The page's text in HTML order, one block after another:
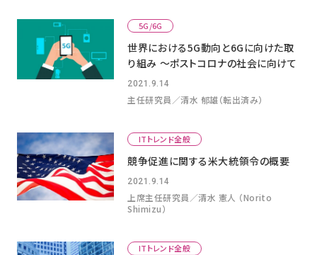
5G/6G
世界における5G動向と6Gに向けた取
り組み ～ポストコロナの社会に向けて
2021.9.14
主任研究員／清水 郁雄（転出済み）
ITトレンド全般
競争促進に関する米大統領令の概要
2021.9.14
上席主任研究員／清水 憲人 （Norito
Shimizu）
ITトレンド全般